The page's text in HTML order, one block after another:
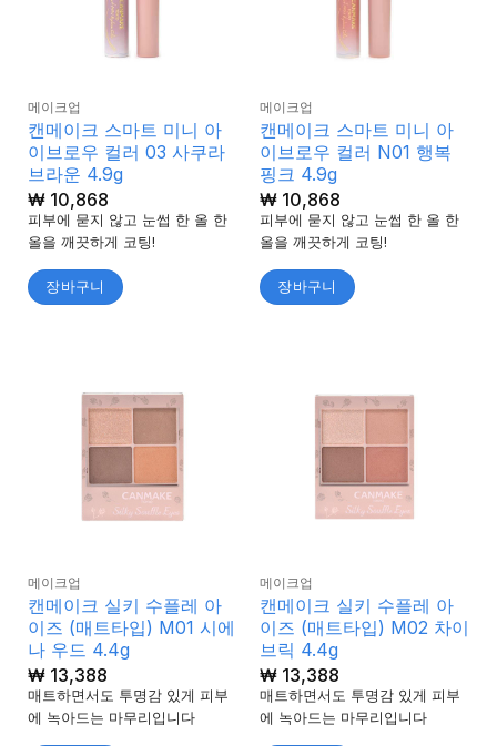
메이크업
캔메이크 스마트 미니 아
이브로우 컬러 03 사쿠라
브라운 4.9g
₩10,868
피부에 묻지 않고 눈썹 한 올 한
올을 깨끗하게 코팅!
장바구니
메이크업
캔메이크 스마트 미니 아
이브로우 컬러 N01 행복
핑크 4.9g
₩10,868
피부에 묻지 않고 눈썹 한 올 한
올을 깨끗하게 코팅!
장바구니
메이크업
캔메이크 실키 수플레 아
이즈 (매트타입) M01 시에
나 우드 4.4g
₩13,388
매트하면서도 투명감 있게 피부
에 녹아드는 마무리입니다
메이크업
캔메이크 실키 수플레 아
이즈 (매트타입) M02 차이
브릭 4.4g
₩13,388
매트하면서도 투명감 있게 피부
에 녹아드는 마무리입니다